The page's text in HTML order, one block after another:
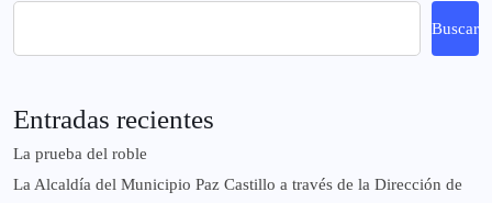
Buscar
Entradas recientes
La prueba del roble
La Alcaldía del Municipio Paz Castillo a través de la Dirección de